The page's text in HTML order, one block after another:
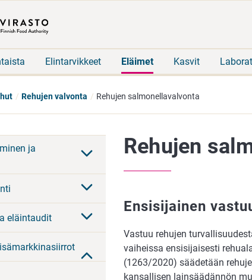
Elintarvikkeet Eläimet Kasvit
Rehujen valvonta Rehujen salmonellavalvonta
ja
eläintaudit
Rehujen
Ensisijainen
Vastuu rehujen
vaiheissa ensisijaisesti
(1263/2020) säädetään
kansallisen lainsäädännön